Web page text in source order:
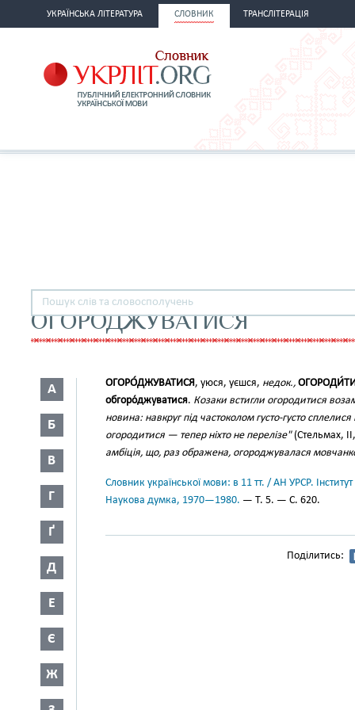
УКРАЇНСЬКА ЛІТЕРАТУРА СЛОВНИК ТРАНСЛІТЕРАЦІЯ
ОГОРОДЖУВАТИСЯ
А
Б
В
Г
Ґ
Д
Е
Є
Ж
ОГОРО́ДЖУВАТИСЯ, уюся, уєшся, недок.,
обгоро́джуватися. Козаки встигли огородитися
новина: навкруг під частоколом густо-густо
огородитися — тепер ніхто не перелізе"(Стельмах,
амбіція, що, раз ображена, огороджувалася
Словник української мови: в 11 тт. / АН УРСР.
Наукова думка, 1970—1980. — Т. 5. — С. 620.
Поділитись: